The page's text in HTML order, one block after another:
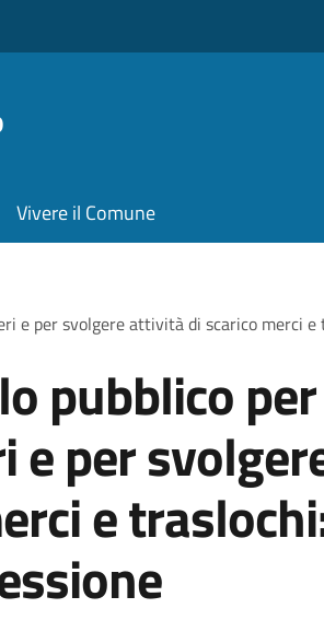
Vivere il Comune
e per svolgere attività di scarico merci
pubblico per
e per
e